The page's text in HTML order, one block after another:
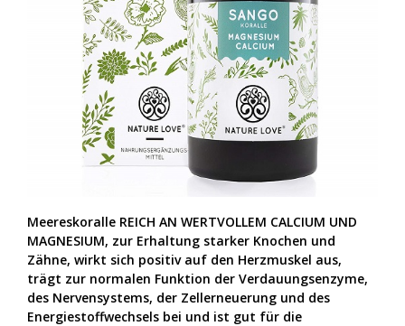
Meereskoralle REICH AN WERTVOLLEM CALCIUM UND
MAGNESIUM, zur Erhaltung starker Knochen und
Zähne, wirkt sich positiv auf den Herzmuskel aus,
trägt zur normalen Funktion der Verdauungsenzyme,
des Nervensystems, der Zellerneuerung und des
Energiestoffwechsels bei und ist gut für die